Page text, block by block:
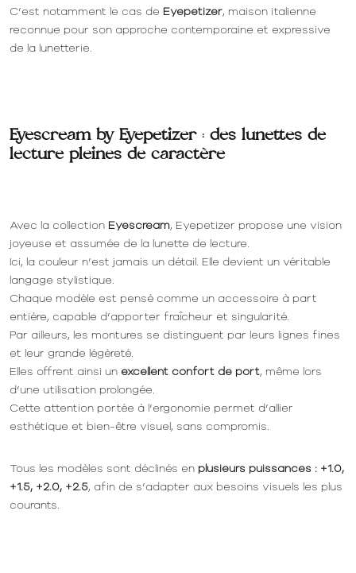
C’est notamment le cas de Eyepetizer, maison italienne
reconnue pour son approche contemporaine et expressive
de la lunetterie.
Eyescream by Eyepetizer : des lunettes de
lecture pleines de caractère
Avec la collection Eyescream, Eyepetizer propose une vision
joyeuse et assumée de la lunette de lecture.
Ici, la couleur n’est jamais un détail. Elle devient un véritable
langage stylistique.
Chaque modèle est pensé comme un accessoire à part
entière, capable d’apporter fraîcheur et singularité.
Par ailleurs, les montures se distinguent par leurs lignes fines
et leur grande légèreté.
Elles offrent ainsi un excellent confort de port, même lors
d’une utilisation prolongée.
Cette attention portée à l’ergonomie permet d’allier
esthétique et bien-être visuel, sans compromis.
Tous les modèles sont déclinés en plusieurs puissances : +1.0,
+1.5, +2.0, +2.5, afin de s’adapter aux besoins visuels les plus
courants.